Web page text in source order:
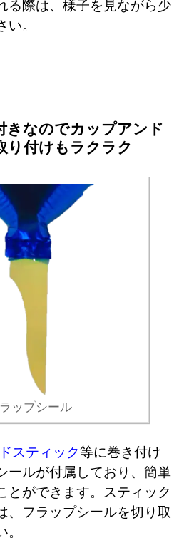
る際は、様子を見ながら少
。
きなのでカップアンド
り付けもラクラク
ップシール
スティック等に巻き付け
ールが付属しており、簡単
とができます。スティック
、フラップシールを切り取